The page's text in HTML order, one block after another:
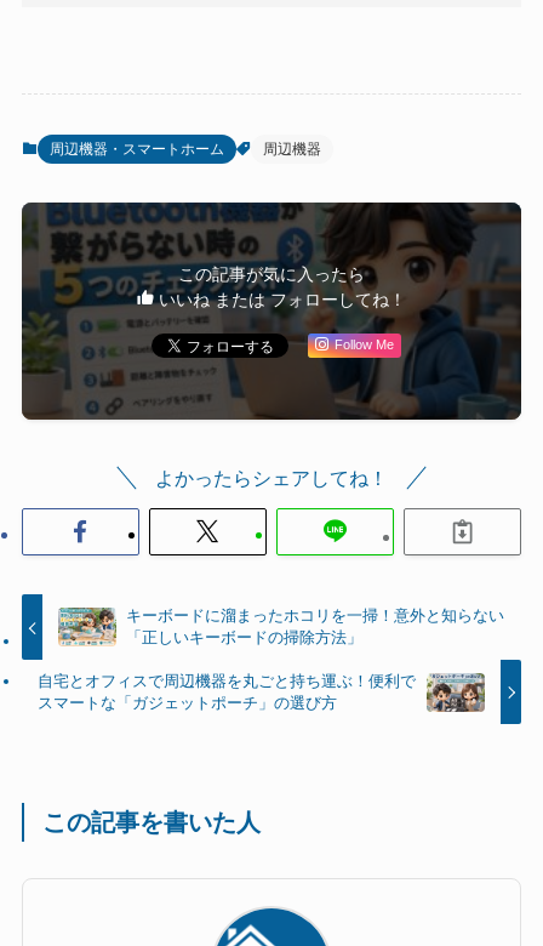
周辺機器・スマートホーム 周辺機器
この記事が気に入ったら
いいね または フォローしてね！
Follow Me
よかったらシェアしてね！
キーボードに溜まったホコリを一掃！意外と知らない
「正しいキーボードの掃除方法」
自宅とオフィスで周辺機器を丸ごと持ち運ぶ！便利で
スマートな「ガジェットポーチ」の選び方
この記事を書いた人